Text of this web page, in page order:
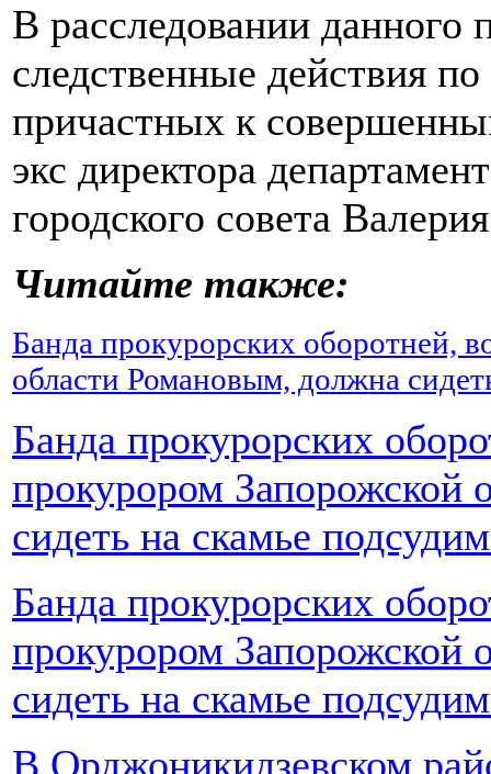
В расследовании данного
следственные действия
причастных к
экс директора
городского совета
Читайте также:
Банда прокурорских оборотней,
области Романовым, должна
Банда прокурорских
прокурором Запорожской
сидеть на скамье
Банда прокурорских
прокурором
сидеть на скамье
В Орджоникидзевском